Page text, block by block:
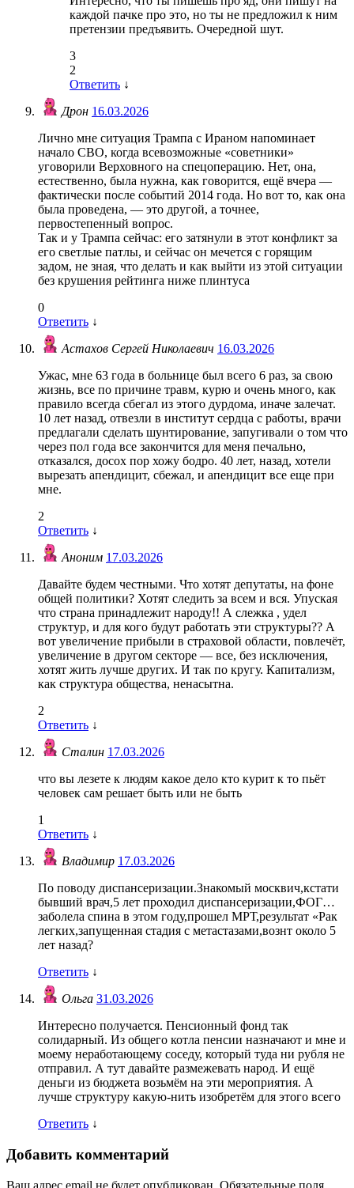
каждой пачке про это, но ты не предложил к ним
претензии предъявить. Очередной шут.
3
2
Ответить ↓
Дрон 16.03.2026
Лично мне ситуация Трампа с Ираном напоминает
начало СВО, когда всевозможные «советники»
уговорили Верховного на спецоперацию. Нет, она,
естественно, была нужна, как говорится, ещё вчера —
фактически после событий 2014 года. Но вот то, как она
была проведена, — это другой, а точнее,
первостепенный вопрос.
​Так и у Трампа сейчас: его затянули в этот конфликт за
его светлые патлы, и сейчас он мечется с горящим
задом, не зная, что делать и как выйти из этой ситуации
без крушения рейтинга ниже плинтуса
0
Ответить ↓
Астахов Сергей Николаевич 16.03.2026
Ужас, мне 63 года в больнице был всего 6 раз, за свою
жизнь, все по причине травм, курю и очень много, как
правило всегда сбегал из этого дурдома, иначе залечат.
10 лет назад, отвезли в институт сердца с работы, врачи
предлагали сделать шунтирование, запугивали о том что
через пол года все закончится для меня печально,
отказался, досох пор хожу бодро. 40 лет, назад, хотели
вырезать апендицит, сбежал, и апендицит все еще при
мне.
2
Ответить ↓
Аноним 17.03.2026
Давайте будем честными. Что хотят депутаты, на фоне
общей политики? Хотят следить за всем и вся. Упуская
что страна принадлежит народу!! А слежка , удел
структур, и для кого будут работать эти структуры?? А
вот увеличение прибыли в страховой области, повлечёт,
увеличение в другом секторе — все, без исключения,
хотят жить лучше других. И так по кругу. Капитализм,
как структура общества, ненасытна.
2
Ответить ↓
Сталин 17.03.2026
что вы лезете к людям какое дело кто курит к то пьёт
человек сам решает быть или не быть
1
Ответить ↓
Владимир 17.03.2026
По поводу диспансеризации.Знакомый москвич,кстати
бывший врач,5 лет проходил диспансеризации,ФОГ…
заболела спина в этом году,прошел МРТ,результат «Рак
легких,запущенная стадия с метастазами,вознт около 5
лет назад?
Ответить ↓
Ольга 31.03.2026
Интересно получается. Пенсионный фонд так
солидарный. Из общего котла пенсии назначают и мне и
моему неработающему соседу, который туда ни рубля не
отправил. А тут давайте размежевать народ. И ещё
деньги из бюджета возьмём на эти мероприятия. А
лучше структуру какую-нить изобретём для этого всего
Ответить ↓
Добавить комментарий
Ваш адрес email не будет опубликован. Обязательные поля